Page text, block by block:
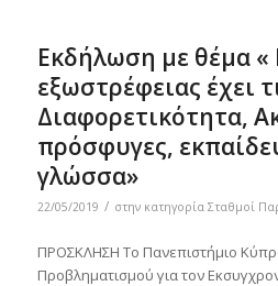
Εκδήλωση με θέμα
εξωστρέφειας έχει
Διαφορετικότητα,
πρόσφυγες,
γλώσσα»
22/05/2019 / στην κατηγορία Σταθμοί
ΠΡΟΣΚΛΗΣΗ Το Πανεπιστήμιο
Προβληματισμού για τον